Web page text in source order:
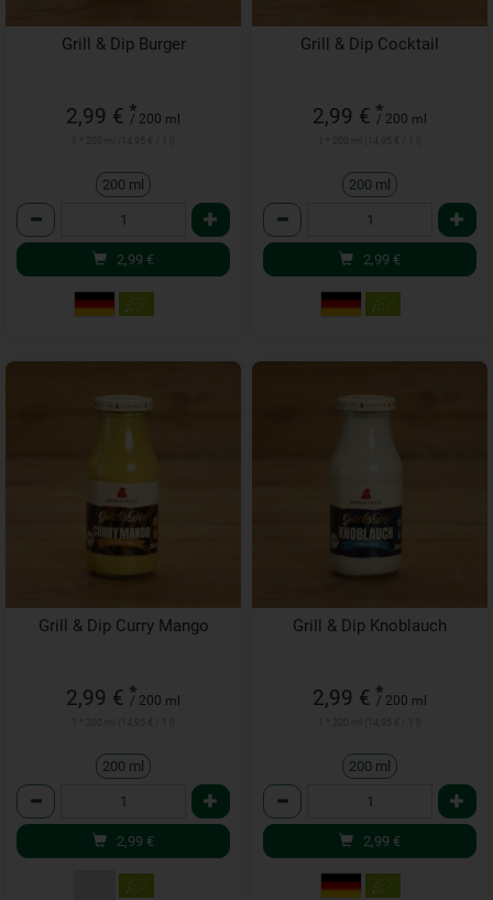
Grill & Dip Burger
2,99 € *
/ 200 ml
200 ml
Anzahl
2,99 €
Grill & Dip Cocktail
2,99 € *
/ 200 ml
200 ml
Anzahl
2,99 €
Grill & Dip Curry Mango
2,99 € *
/ 200 ml
200 ml
Anzahl
2,99 €
Grill & Dip Knoblauch
2,99 € *
/ 200 ml
200 ml
Anzahl
2,99 €